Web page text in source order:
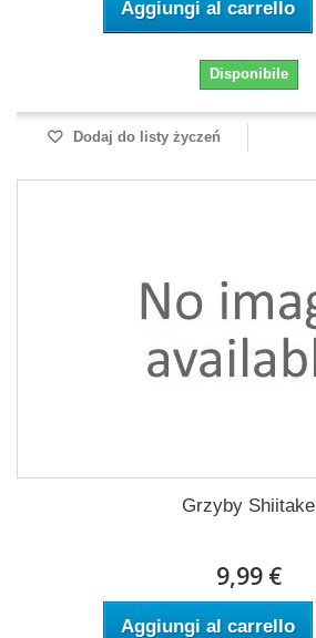
Aggiungi al carrello
Disponibile
Dodaj do listy życzeń
Grzyby Shiitake
9,99 €
Aggiungi al carrello